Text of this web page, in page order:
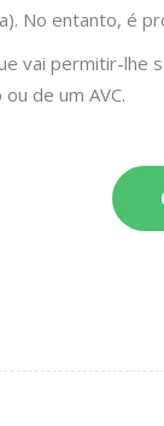
No entanto, é
vai permitir-
de um AVC.